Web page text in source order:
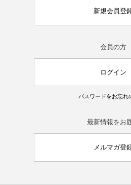
新規会員登
会員の方
ログイン
パスワードをお忘れ
最新情報をお
メルマガ登